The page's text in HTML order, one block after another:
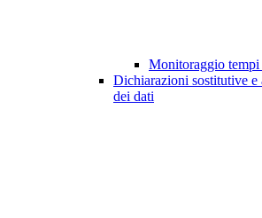
Monitoraggio tempi
Dichiarazioni sostitutive
dei dati